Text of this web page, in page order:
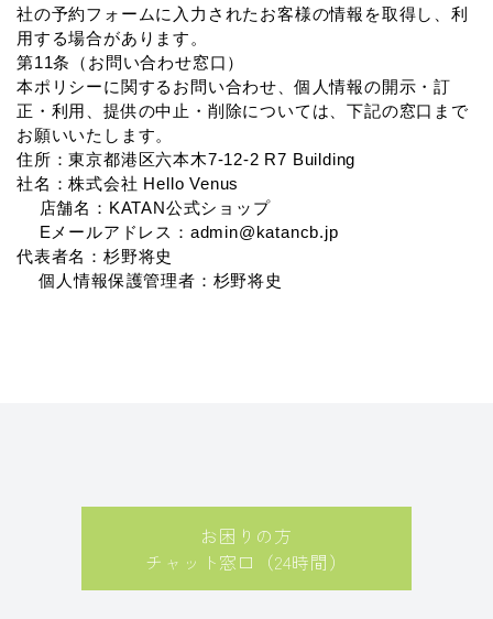
社の予約フォームに入力されたお客様の情報を取得し、利
用する場合があります。
第11条（お問い合わせ窓口）
本ポリシーに関するお問い合わせ、個人情報の開示・訂
正・利用、提供の中止・削除については、下記の窓口まで
お願いいたします。
住所：東京都港区六本木7-12-2 R7 Building
社名：株式会社 Hello Venus
店舗名：KATAN公式ショップ
Eメールアドレス：admin@katancb.jp
代表者名：杉野将史
個人情報保護管理者：杉野将史
お困りの方
チャット窓口（24時間）